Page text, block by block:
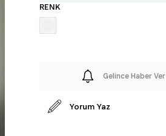
RENK
Gelince Haber Ver
Yorum Yaz